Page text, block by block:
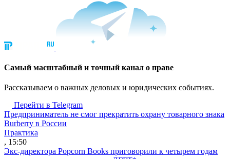
Cамый масштабный и точный канал о праве
Рассказываем о важных деловых и юридических событиях.
Перейти в Telegram
Предприниматель не смог прекратить охрану товарного знака
Burberry в России
Практика
, 15:50
Экс-директора Popcorn Books приговорили к четырем годам